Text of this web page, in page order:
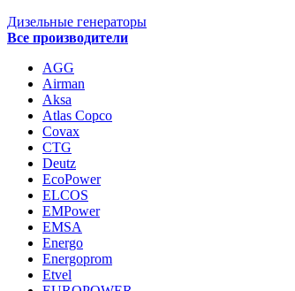
Дизельные генераторы
Все производители
AGG
Airman
Aksa
Atlas Copco
Covax
CTG
Deutz
EcoPower
ELCOS
EMPower
EMSA
Energo
Energoprom
Etvel